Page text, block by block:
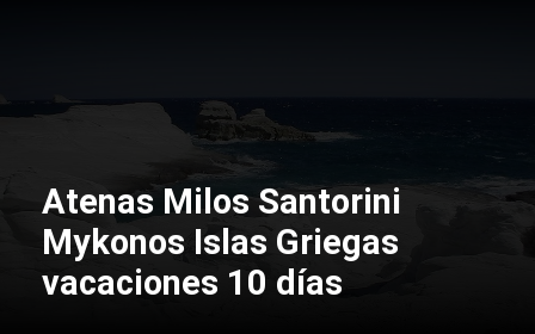
Atenas Milos Santorini
Mykonos Islas Griegas
vacaciones 10 días